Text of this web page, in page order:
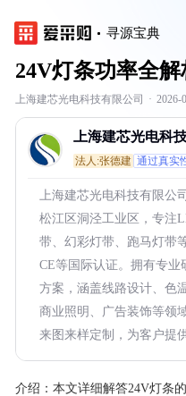
寻源宝典
24V灯条功率全解
上海建芯光电科技有限公司 · 2026-
上海建芯光电科
法人:张德建 通过真实
上海建芯光电科技有限公
松江区洞泾工业区，专注
带、幻彩灯带、跑马灯带
CE等国际认证。拥有专
方案，涵盖线路设计、色
商业照明、广告装饰等领
来图来样定制，为客户提
介绍： 本文详细解答24V灯条